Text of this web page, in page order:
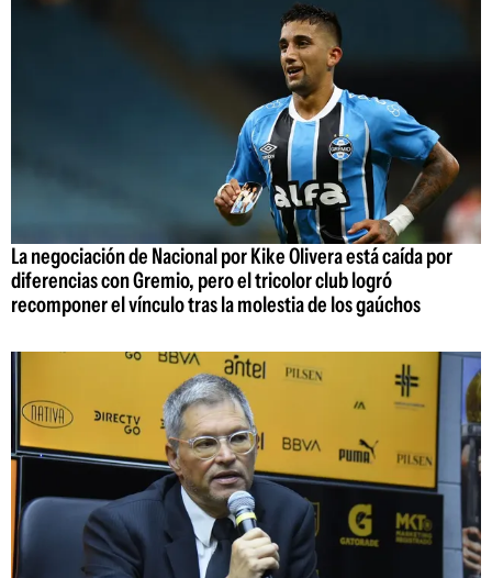
La negociación de Nacional por Kike Olivera está caída por
diferencias con Gremio, pero el tricolor club logró
recomponer el vínculo tras la molestia de los gaúchos